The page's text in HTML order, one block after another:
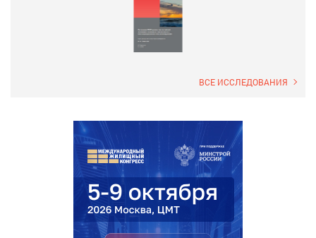
ВСЕ ИССЛЕДОВАНИЯ